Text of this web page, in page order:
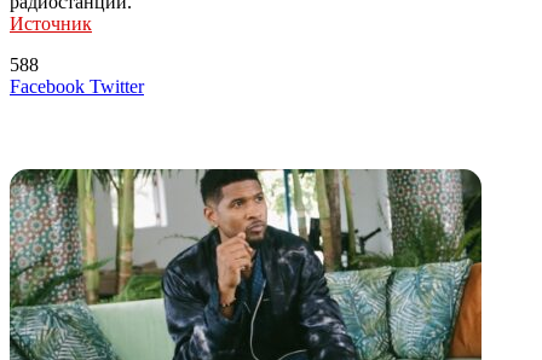
Источник
588
Facebook TwitterLinkedIn
Tumblr
Reddit
Вконтакте
Одноклассники
Skype
Messenger
Messenger
WhatsApp
Telegram
Viber
Line
Поделиться
Печатать